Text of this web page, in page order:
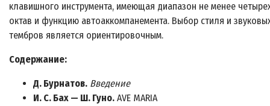
клавишного инструмента, имеющая диапазон не менее
октав и функцию автоаккомпанемента. Выбор стиля и
тембров является ориентировочным.
Содержание:
Д. Бурнатов. Введение
И. С. Бах — Ш. Гуно. AVE MARIA